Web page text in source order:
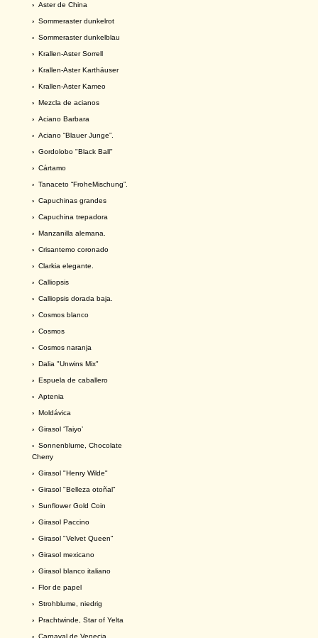
› Aster de China
› Sommeraster dunkelrot
› Sommeraster dunkelblau
› Krallen-Aster Sorrell
› Krallen-Aster Karthäuser
› Krallen-Aster Kameo
› Mezcla de acianos
› Aciano Barbara
› Aciano “Blauer Junge”.
› Gordolobo "Black Ball"
› Cártamo
› Tanaceto “FroheMischung”.
› Capuchinas grandes
› Capuchina trepadora
› Manzanilla alemana.
› Crisantemo coronado
› Clarkia elegante.
› Calliopsis
› Calliopsis dorada baja.
› Cosmos blanco
› Cosmos
› Cosmos naranja
› Dalia "Unwins Mix"
› Espuela de caballero
› Aptenia
› Moldávica
› Girasol ‘Taiyo’
› Sonnenblume, Chocolate
Cherry
› Girasol "Henry Wilde"
› Girasol "Belleza otoñal"
› Sunflower Gold Coin
› Girasol Paccino
› Girasol "Velvet Queen"
› Girasol mexicano
› Girasol blanco italiano
› Flor de papel
› Strohblume, niedrig
› Prachtwinde, Star of Yelta
› Carnaval de Venecia.